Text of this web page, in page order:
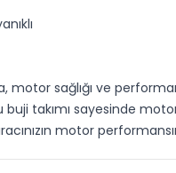
motor sağlığı ve
takımı sayesinde
motor